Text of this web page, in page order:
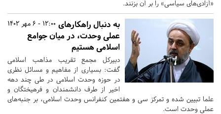
«آزادی‌های سیاسی» را بر آن بزنند.
12:00 - 6 مهر 1402 به دنبال راهکارهای
عملی وحدت، در میان جوامع
اسلامی هستیم
دبیرکل مجمع تقریب مذاهب اسلامی
گفت: بسیاری از مفاهیم و مسائل نظری
در حوزه وحدت اسلامی در طی چند دهه
اخیر از طرف دانشمندان و فرهیختگان و
علما تبیین شده و تمرکز سی و هفتمین کنفرانس وحدت اسلامی، بر جنبه‌های
عملی وحدت است.